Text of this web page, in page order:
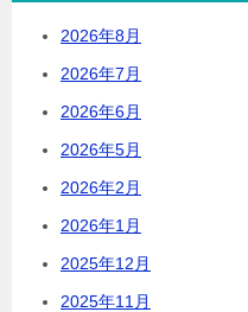
2026年8月
2026年7月
2026年6月
2026年5月
2026年2月
2026年1月
2025年12月
2025年11月